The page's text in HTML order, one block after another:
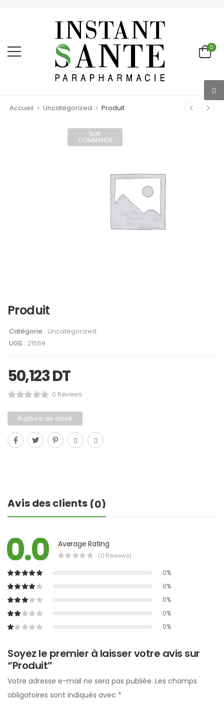
0
Accueil > Uncategorized > Produit
SUR
COMMANDE
Produit
Catégorie : Uncategorized
UGS : 21559
50,123DT
0 Reviews
Rupture de stock
Avis des clients (0)
0.0 Average Rating
(0 Reviews)
0%
0%
0%
0%
0%
Soyez le premier à laisser votre avis sur
“Produit”
Votre adresse e-mail ne sera pas publiée. Les champs
obligatoires sont indiqués avec *